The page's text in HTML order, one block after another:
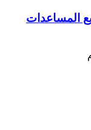
المساعدات